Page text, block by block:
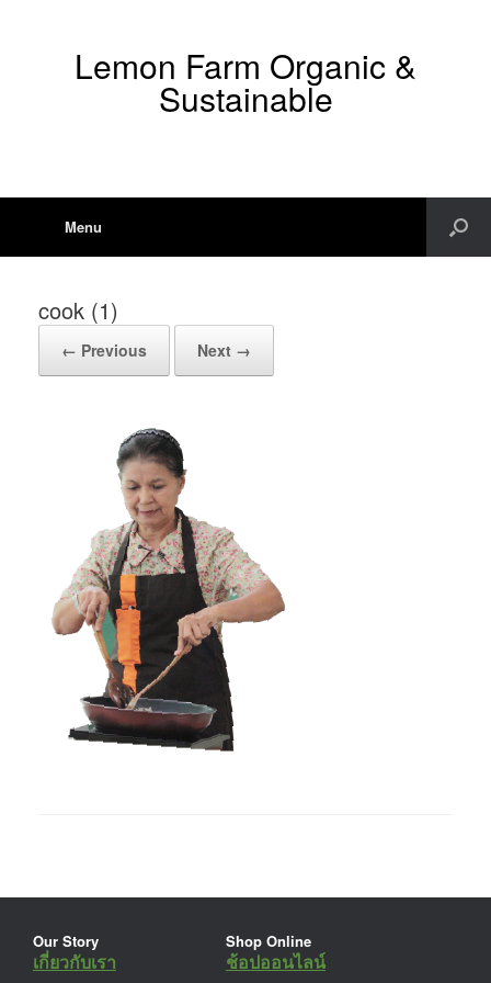
Lemon Farm Organic &
Sustainable
Menu
cook (1)
← Previous Next →
Our Story
เกี่ยวกับเรา
Shop Online
ช้อปออนไลน์